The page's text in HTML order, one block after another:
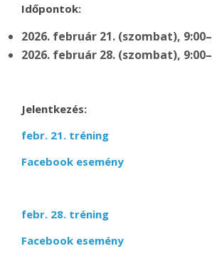
Időpontok:
2026. február 21. (szombat),
2026. február 28. (szombat),
Jelentkezés:
febr. 21. tréning
Facebook esemény
febr. 28. tréning
Facebook esemény